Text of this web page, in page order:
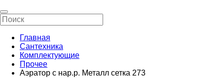
Главная
Сантехника
Комплектующие
Прочее
Аэратор с нар.р. Металл сетка 273